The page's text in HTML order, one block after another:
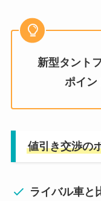
新型タント
ポイン
値引き交渉の
ライバル車と